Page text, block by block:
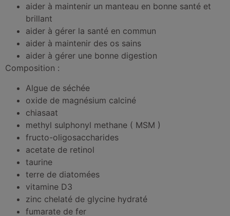
aider à maintenir un manteau en bonne santé et
brillant
aider à gérer la santé en commun
aider à maintenir des os sains
aider à gérer une bonne digestion
Composition :
Algue de séchée
oxide de magnésium calciné
chiasaat
methyl sulphonyl methane ( MSM )
fructo-oligosaccharides
acetate de retinol
taurine
terre de diatomées
vitamine D3
zinc chelaté de glycine hydraté
fumarate de fer